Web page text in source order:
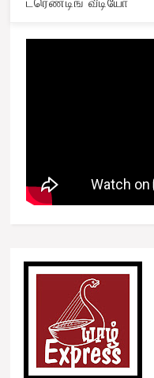
ட்ரெண்டிங் வீடியோ